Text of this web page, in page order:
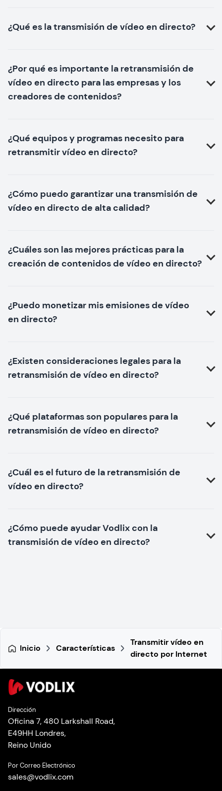
¿Qué es la transmisión de vídeo en directo?
¿Por qué es importante la retransmisión de
vídeo en directo para las empresas y los
creadores de contenidos?
¿Qué equipos y programas necesito para
retransmitir vídeo en directo?
¿Cómo puedo garantizar una transmisión de
vídeo en directo de alta calidad?
¿Cuáles son las mejores prácticas para la
creación de contenidos de vídeo en directo?
¿Puedo monetizar mis emisiones de vídeo
en directo?
¿Existen consideraciones legales para la
retransmisión de vídeo en directo?
¿Qué plataformas son populares para la
retransmisión de vídeo en directo?
¿Cuál es el futuro de la retransmisión de
vídeo en directo?
¿Cómo puede ayudar Vodlix con la
transmisión de vídeo en directo?
Inicio Características
Transmitir vídeo en
directo por Internet
Dirección
Oficina 7, 480 Larkshall Road,
E49HH Londres,
Reino Unido
Por Correo Electrónico
sales@vodlix.com